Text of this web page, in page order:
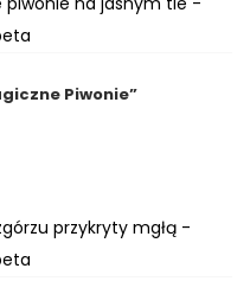
Piwonie”